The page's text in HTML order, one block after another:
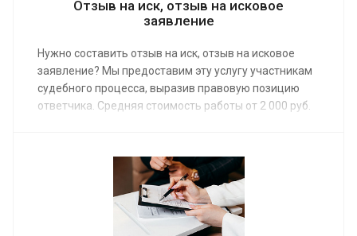
Отзыв на иск, отзыв на исковое
заявление
Нужно составить отзыв на иск, отзыв на исковое
заявление? Мы предоставим эту услугу участникам
судебного процесса, выразив правовую позицию
ответчика. Средняя стоимость работы от 2 000 руб.
за защиту в суде законных интересов доверителя.